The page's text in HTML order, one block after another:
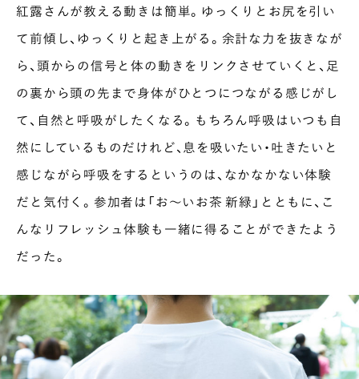
紅露さんが教える動きは簡単。ゆっくりとお尻を引い
て前傾し、ゆっくりと起き上がる。余計な力を抜きなが
ら、頭からの信号と体の動きをリンクさせていくと、足
の裏から頭の先まで身体がひとつにつながる感じがし
て、自然と呼吸がしたくなる。もちろん呼吸はいつも自
然にしているものだけれど、息を吸いたい・吐きたいと
感じながら呼吸をするというのは、なかなかない体験
だと気付く。参加者は「お〜いお茶 新緑」とともに、こ
んなリフレッシュ体験も一緒に得ることができたよう
だった。